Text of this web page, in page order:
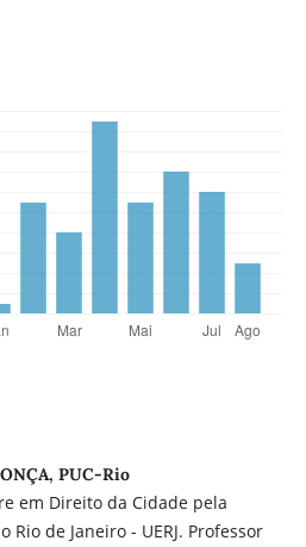
PUC-Rio
em Direito da Cidade pela
Rio de Janeiro - UERJ. Professor